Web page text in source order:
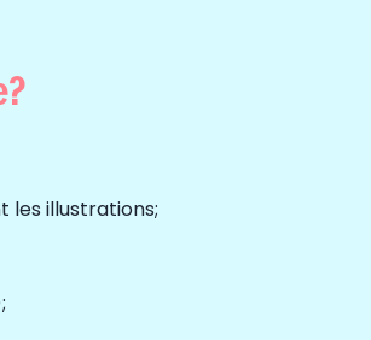
les illustrations;